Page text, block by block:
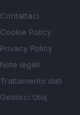
Contattaci
Cookie Policy
Privacy Policy
Note legali
Trattamento dati
Gestisci Utiq